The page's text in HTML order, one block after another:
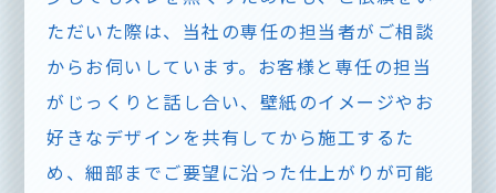
ただいた際は、当社の専任の担当者がご相談
からお伺いしています。お客様と専任の担当
がじっくりと話し合い、壁紙のイメージやお
好きなデザインを共有してから施工するた
め、細部までご要望に沿った仕上がりが可能